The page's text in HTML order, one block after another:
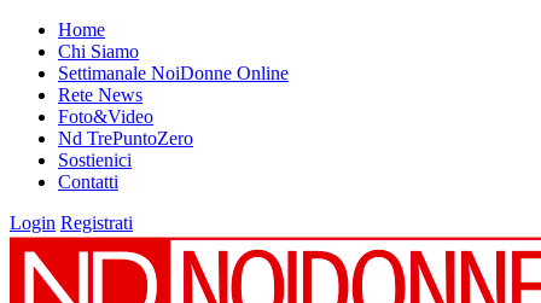
Home
Chi Siamo
Settimanale NoiDonne Online
Rete News
Foto&Video
Nd TrePuntoZero
Sostienici
Contatti
Login Registrati